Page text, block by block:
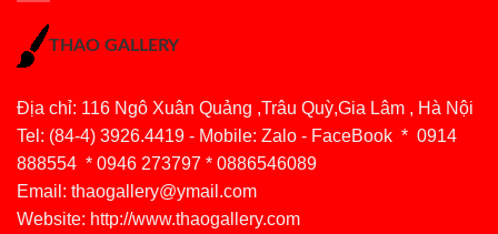
THAO GALLERY
Địa chỉ: 116 Ngô Xuân Quảng ,Trâu Quỳ,Gia Lâm , Hà Nội
Tel: (84-4) 3926.4419 - Mobile: Zalo - FaceBook * 0914
888554 * 0946 273797 * 0886546089
Email: thaogallery@ymail.com
Website: http://www.thaogallery.com